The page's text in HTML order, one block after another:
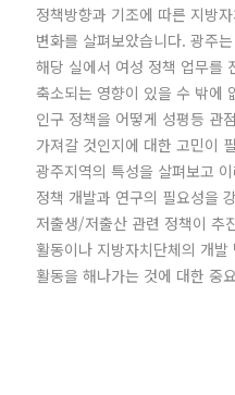
정책방향과 기조에 따른 지방
변화를 살펴보았습니다. 광주
해당 실에서 여성 정책 업무를
축소되는 영향이 있을 수 밖에
인구 정책을 어떻게 성평등 관
가져갈 것인지에 대한 고민이
광주지역의 특성을 살펴보고
정책 개발과 연구의 필요성을
저출생/저출산 관련 정책이 추
활동이나 지방자치단체의 개
활동을 해나가는 것에 대한 중